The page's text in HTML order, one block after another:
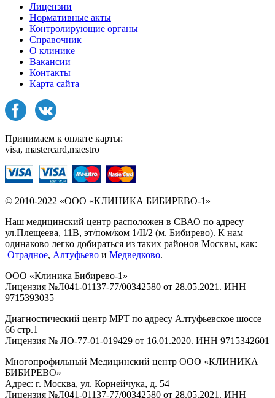
Лицензии
Нормативные акты
Контролирующие органы
Справочник
О клинике
Вакансии
Контакты
Карта сайта
Принимаем к оплате карты:
visa, mastercard,maestro
© 2010-2022 «ООО «КЛИНИКА БИБИРЕВО-1»
Наш медицинский центр расположен в СВАО по адресу
ул.Плещеева, 11В, эт/пом/ком 1/II/2 (м. Бибирево). К нам
одинаково легко добираться из таких районов Москвы, как:
Отрадное, Алтуфьево и Медведково.
ООО «Клиника Бибирево-1»
Лицензия №Л041-01137-77/00342580 от 28.05.2021. ИНН
9715393035
Диагностический центр МРТ по адресу Алтуфьевское шоссе
66 стр.1
Лицензия № ЛО-77-01-019429 от 16.01.2020. ИНН 9715342601
Многопрофильный Медицинский центр ООО «КЛИНИКА
БИБИРЕВО»
Адрес: г. Москва, ул. Корнейчука, д. 54
Лицензия №Л041-01137-77/00342580 от 28.05.2021. ИНН